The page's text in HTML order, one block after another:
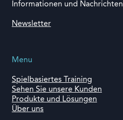
Informationen und Nachrichten
Newsletter
Menu
Spielbasiertes Training
Sehen Sie unsere Kunden
Produkte und Lösungen
Über uns